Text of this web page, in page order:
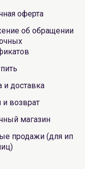
оферта
об обращении
и доставка
возврат
магазин
продажи (для ип